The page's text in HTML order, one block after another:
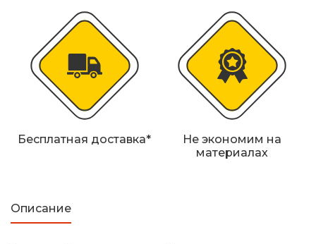
Прочее
Бесплатная доставка*
Не экономим на
материалах
Описание